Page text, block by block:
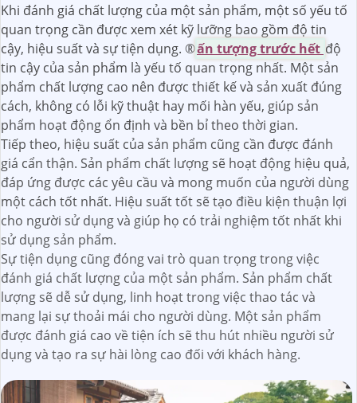
Khi đánh giá chất lượng của một sản phẩm, một số yếu tố
quan trọng cần được xem xét kỹ lưỡng bao gồm độ tin
cậy, hiệu suất và sự tiện dụng. ®️ấn tượng trước hết độ
tin cậy của sản phẩm là yếu tố quan trọng nhất. Một sản
phẩm chất lượng cao nên được thiết kế và sản xuất đúng
cách, không có lỗi kỹ thuật hay mối hàn yếu, giúp sản
phẩm hoạt động ổn định và bền bỉ theo thời gian.
Tiếp theo, hiệu suất của sản phẩm cũng cần được đánh
giá cẩn thận. Sản phẩm chất lượng sẽ hoạt động hiệu quả,
đáp ứng được các yêu cầu và mong muốn của người dùng
một cách tốt nhất. Hiệu suất tốt sẽ tạo điều kiện thuận lợi
cho người sử dụng và giúp họ có trải nghiệm tốt nhất khi
sử dụng sản phẩm.
Sự tiện dụng cũng đóng vai trò quan trọng trong việc
đánh giá chất lượng của một sản phẩm. Sản phẩm chất
lượng sẽ dễ sử dụng, linh hoạt trong việc thao tác và
mang lại sự thoải mái cho người dùng. Một sản phẩm
được đánh giá cao về tiện ích sẽ thu hút nhiều người sử
dụng và tạo ra sự hài lòng cao đối với khách hàng.